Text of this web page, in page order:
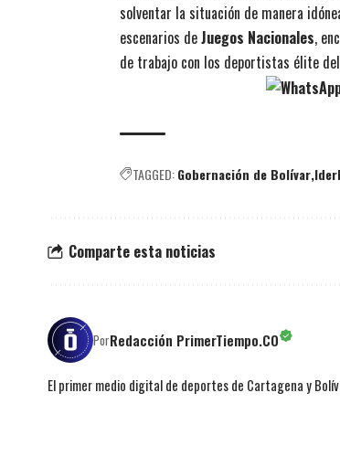
solventar la situación de manera
escenarios deJuegos Nacionales,
de trabajo con los deportistas élite
TAGGED:Gobernación de Bolívar
Comparte esta noticias
PorRedacción PrimerTiempo.CO
El primer medio digital de deportes de Cartagena y